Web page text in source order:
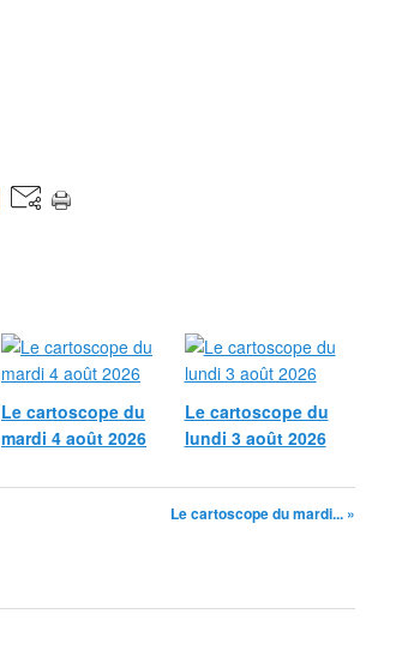
Le cartoscope du
mardi 4 août 2026
Le cartoscope du
lundi 3 août 2026
Le cartoscope du mardi... »